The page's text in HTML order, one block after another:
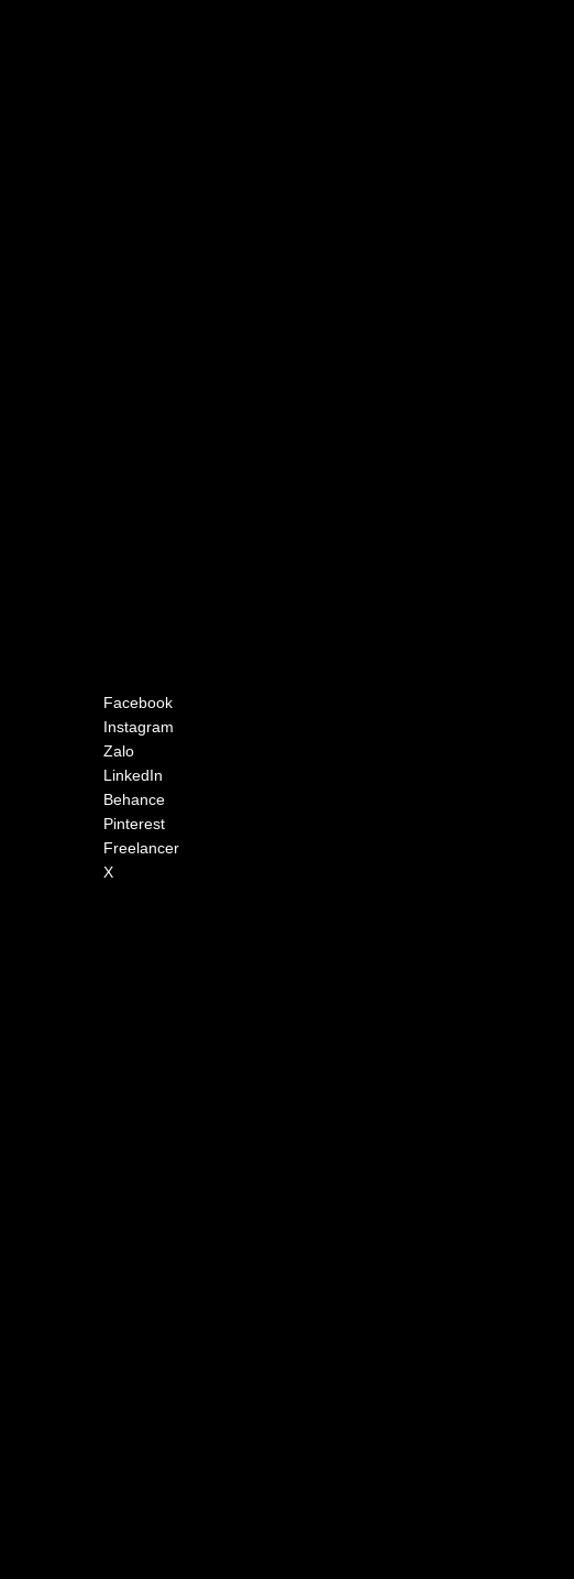
Facebook
Instagram
Zalo
LinkedIn
Behance
Pinterest
Freelancer
X